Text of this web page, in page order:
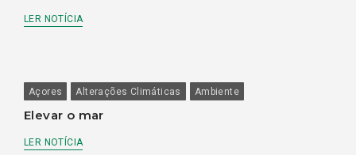
LER NOTÍCIA
Açores Alterações Climáticas Ambiente
Elevar o mar
LER NOTÍCIA